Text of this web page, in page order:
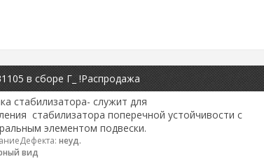
в сборе Г_ !Распродажа
стабилизатора- служит для
стабилизатора поперечной устойчивости с
элементом подвески.
неуд.
вид